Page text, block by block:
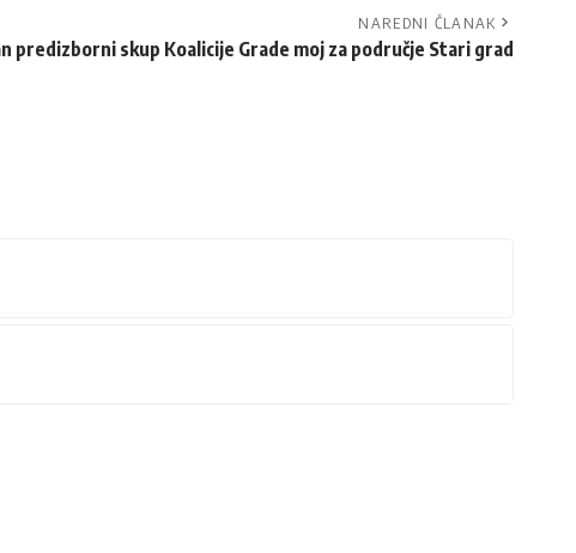
NAREDNI ČLANAK
predizborni skup Koalicije Grade moj za područje Stari grad